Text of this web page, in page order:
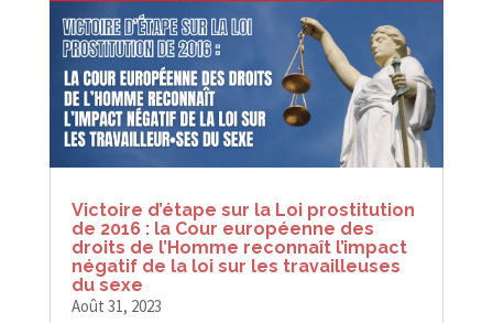
Victoire d’étape sur la Loi prostitution
de 2016 : la Cour européenne des
droits de l’Homme reconnaît l’impact
négatif de la loi sur les travailleuses
du sexe
Août 31, 2023